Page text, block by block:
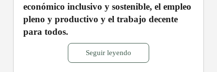
económico inclusivo y sostenible, el empleo
pleno y productivo y el trabajo decente
para todos.
Seguir leyendo